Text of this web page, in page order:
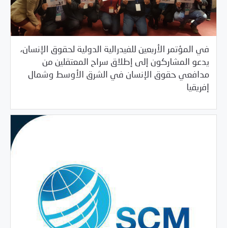
في المؤتمر الأربعين للفيدرالية الدولية لحقوق الإنسان،
يدعو المشاركون إلى إطلاق سراح المعتقلين من
مدافعي حقوق الإنسان في الشرق الأوسط وشمال
إفريقيا
11/19/2019 بيانات المركز/خبر بارز